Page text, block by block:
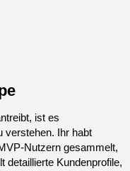
ist es
verstehen. Ihr habt
Nutzern gesammelt,
detaillierte Kundenprofile,